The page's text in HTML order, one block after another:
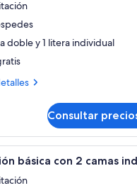
doble y 1 litera individual
Consultar
una mesa redondaUna
básica con 2 camas